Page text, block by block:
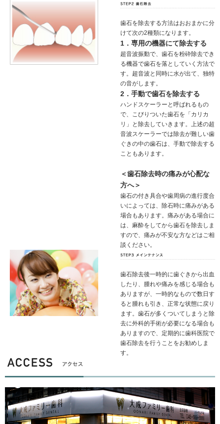
歯石を除去する方法はおおまかに分
けて次の2種類になります。
1．専用の機器にて除去する
超音波振動で、歯石を粉砕除去でき
る機器で歯石を落としていく方法で
す。超音波と同時に水が出て、独特
の音がします。
2．手動で歯石を除去する
ハンドスケーラーと呼ばれるもの
で、こびりついた歯石を「カリカ
リ」と除去していきます。上述の超
音波スケーラーでは除去が難しい歯
ぐきの中の歯石は、手動で除去する
こともあります。
＜歯石除去時の痛みが心配な
方へ＞
歯石の付き具合や歯周病の進行度合
いによっては、除石時に痛みがある
場合もあります。痛みがある場合に
は、麻酔をしてから歯石を除去しま
すので、痛みが不安な方などはご相
談ください。
歯石除去後一時的に歯ぐきから出血
したり、腫れや痛みを感じる場合も
ありますが、一時的なもので数日す
ると腫れも引き、正常な状態に戻り
ます。歯石が多くついてしまうと除
去に外科的手術が必要になる場合も
ありますので、定期的に歯科医院で
歯石除去を行うことをお勧めしま
す。